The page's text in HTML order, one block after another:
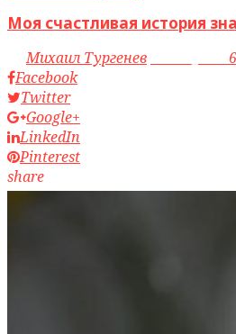
Моя счастливая история
byМихаил Тургенев
Facebook
Twitter
Google+
LinkedIn
Pinterest
share